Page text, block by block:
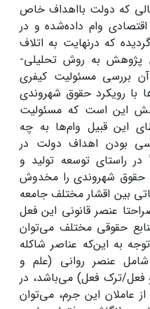
مالی که دولت بااهداف خاص
وام داده‌شده و در
که درنهایت به اتلاف
پژوهش به روش تحلیلی-
بررسی مسئولیت کیفری
با رویکرد حقوق شهروندی
این است که مسئولیت
این قبیل وام‌ها به چه
بودن اهداف دولت در
راستای توسعه تولید و
حقوق شهروندی را مخدوش
بین اقشار مختلف جامعه
عنصر قانونی این فعل
حقوقی مختلف می‌توان
به این‌که عناصر شاکله
شامل عنصر روانی (علم و
فعل/ترک فعل) می‌باشد، در
عاملان این جرم، می‌توان